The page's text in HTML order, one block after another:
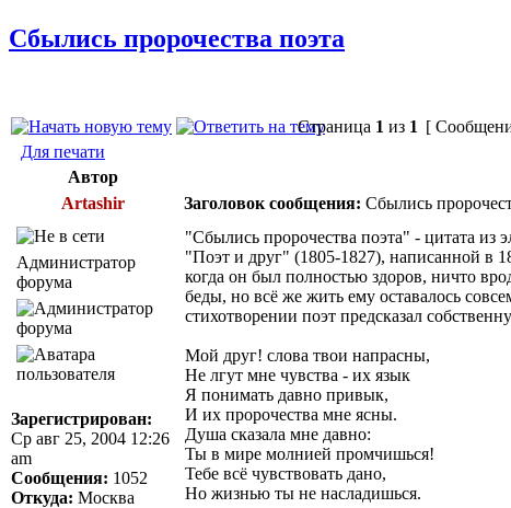
Сбылись пророчества поэта
Страница 1 из 1 [
Для печати
Автор
Artashir
Заголовок сообщения: Сбылись
Администратор
форума
Зарегистрирован:
Ср авг 25, 2004 12:26
am
Сообщения: 1052
Откуда: Москва
"Сбылись пророчества поэта" - цитата из
"Поэт и друг" (1805-1827), написанной в
когда он был полностью здоров, ничто
беды, но всё же жить ему оставалось
стихотворении поэт предсказал
Мой друг! слова твои напрасны,
Не лгут мне чувства - их язык
Я понимать давно привык,
И их пророчества мне ясны.
Душа сказала мне давно:
Ты в мире молнией промчишься!
Тебе всё чувствовать дано,
Но жизнью ты не насладишься.